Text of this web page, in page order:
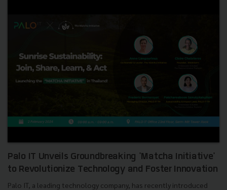
Palo IT Unveils Groundbreaking 'Matcha Initiative'
to Revolutionize Technology and Foster Innovation
Palo IT, a leading technology company, has recently introduced